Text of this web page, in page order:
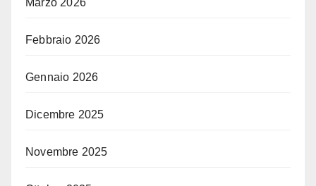
Febbraio 2026
Gennaio 2026
Dicembre 2025
Novembre 2025